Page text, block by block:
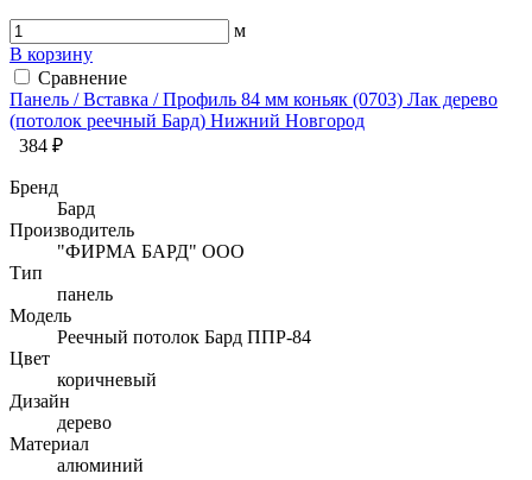
м
В корзину
Сравнение
Панель / Вставка / Профиль 84 мм коньяк (0703) Лак дерево
(потолок реечный Бард) Нижний Новгород
384 ₽
Бренд
Бард
Производитель
"ФИРМА БАРД" ООО
Тип
панель
Модель
Реечный потолок Бард ППР-84
Цвет
коричневый
Дизайн
дерево
Материал
алюминий